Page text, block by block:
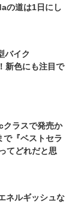
の道は1日にし
編】
バイク
新色にも注目で
クラスで発売か
『ベストセラ
てどれだと思
ネルギッシュな